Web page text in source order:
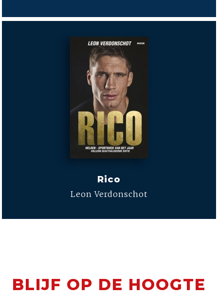
Rico
Leon Verdonschot
BLIJF OP DE HOOGTE